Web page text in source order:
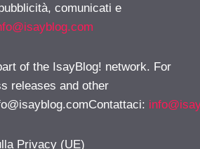
comunicati e
of the IsayBlog! network. For
releases and other
:
Privacy (UE)